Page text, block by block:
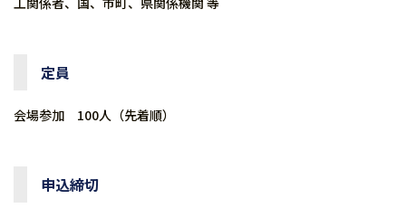
定員
会場参加 100人（先着順）
申込締切